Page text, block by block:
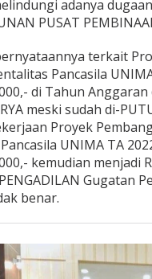
adanya dugaan
PUSAT
terkait
Pancasila
di Tahun
meski sudah di-
Proyek
UNIMA TA
kemudian menjadi
Gugatan
benar.